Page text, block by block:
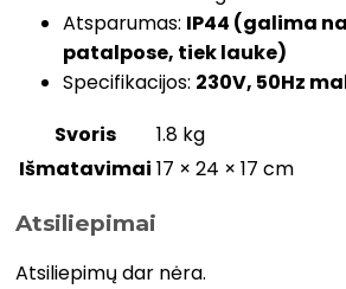
Atsparumas: IP44 (galima
patalpose, tiek lauke)
Specifikacijos: 230V, 50Hz
Svoris
1.8 kg
Išmatavimai 17 × 24 × 17 cm
Atsiliepimai
Atsiliepimų dar nėra.